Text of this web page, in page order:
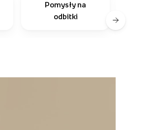
Pomysły na
odbitki